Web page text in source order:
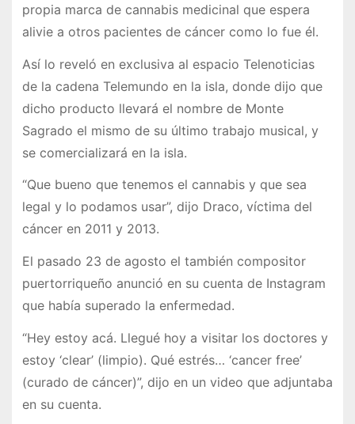
propia marca de cannabis medicinal que espera
alivie a otros pacientes de cáncer como lo fue él.
Así lo reveló en exclusiva al espacio Telenoticias
de la cadena Telemundo en la isla, donde dijo que
dicho producto llevará el nombre de Monte
Sagrado el mismo de su último trabajo musical, y
se comercializará en la isla.
“Que bueno que tenemos el cannabis y que sea
legal y lo podamos usar”, dijo Draco, víctima del
cáncer en 2011 y 2013.
El pasado 23 de agosto el también compositor
puertorriqueño anunció en su cuenta de Instagram
que había superado la enfermedad.
“Hey estoy acá. Llegué hoy a visitar los doctores y
estoy ‘clear’ (limpio). Qué estrés… ‘cancer free’
(curado de cáncer)”, dijo en un video que adjuntaba
en su cuenta.